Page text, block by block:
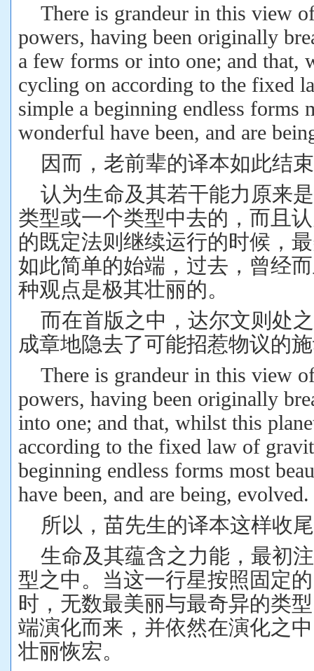
There is grandeur in this view
powers, having been originally
a few forms or into one; and that,
cycling on according to the fixed
simple a beginning endless forms
wonderful have been, and are
因而，老前辈的译本如此结
认为生命及其若干能力原来
类型或一个类型中去的，而且
的既定法则继续运行的时候，
如此简单的始端，过去，曾经
种观点是极其壮丽的。
而在首版之中，达尔文则处
成章地隐去了可能招惹物议的
There is grandeur in this view
powers, having been originally
into one; and that, whilst this
according to the fixed law of
beginning endless forms most
have been, and are being, evolved.
所以，苗先生的译本这样收
生命及其蕴含之力能，最初
型之中。当这一行星按照固定
时，无数最美丽与最奇异的类
端演化而来，并依然在演化之
壮丽恢宏。